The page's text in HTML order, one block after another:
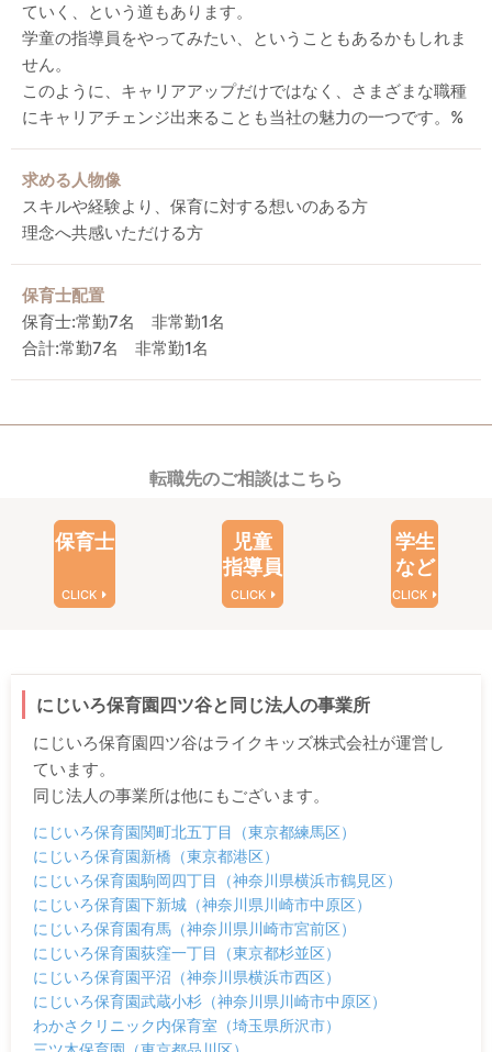
ていく、という道もあります。
学童の指導員をやってみたい、ということもあるかもしれま
せん。
このように、キャリアアップだけではなく、さまざまな職種
にキャリアチェンジ出来ることも当社の魅力の一つです。%
求める人物像
スキルや経験より、保育に対する想いのある方
理念へ共感いただける方
保育士配置
保育士:常勤7名 非常勤1名
合計:常勤7名 非常勤1名
転職先のご相談はこちら
保育士
CLICK
児童
指導員
CLICK
学生
など
CLICK
にじいろ保育園四ツ谷と同じ法人の事業所
にじいろ保育園四ツ谷はライクキッズ株式会社が運営し
ています。
同じ法人の事業所は他にもございます。
にじいろ保育園関町北五丁目（東京都練馬区）
にじいろ保育園新橋（東京都港区）
にじいろ保育園駒岡四丁目（神奈川県横浜市鶴見区）
にじいろ保育園下新城（神奈川県川崎市中原区）
にじいろ保育園有馬（神奈川県川崎市宮前区）
にじいろ保育園荻窪一丁目（東京都杉並区）
にじいろ保育園平沼（神奈川県横浜市西区）
にじいろ保育園武蔵小杉（神奈川県川崎市中原区）
わかさクリニック内保育室（埼玉県所沢市）